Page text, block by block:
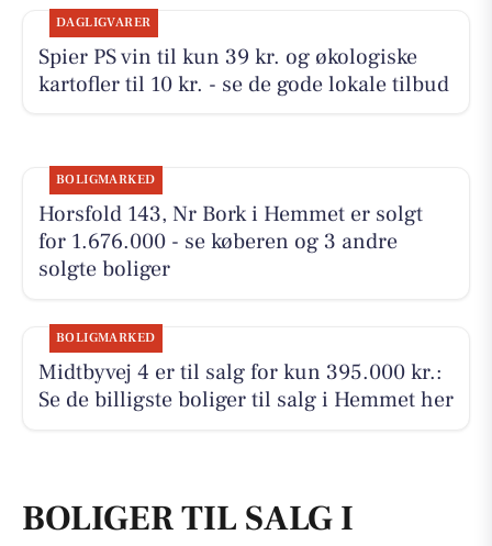
DAGLIGVARER
Spier PS vin til kun 39 kr. og økologiske
kartofler til 10 kr. - se de gode lokale tilbud
BOLIGMARKED
Horsfold 143, Nr Bork i Hemmet er solgt
for 1.676.000 - se køberen og 3 andre
solgte boliger
BOLIGMARKED
Midtbyvej 4 er til salg for kun 395.000 kr.:
Se de billigste boliger til salg i Hemmet her
BOLIGER TIL SALG I